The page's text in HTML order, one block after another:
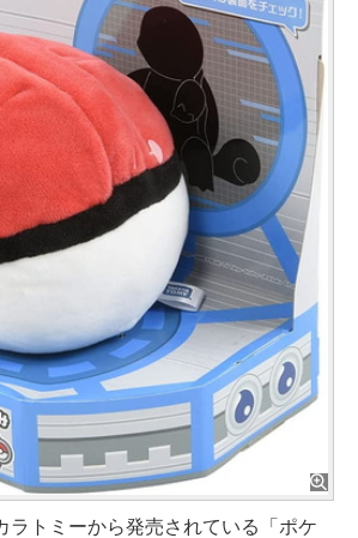
トミーから発売されている「ポケ